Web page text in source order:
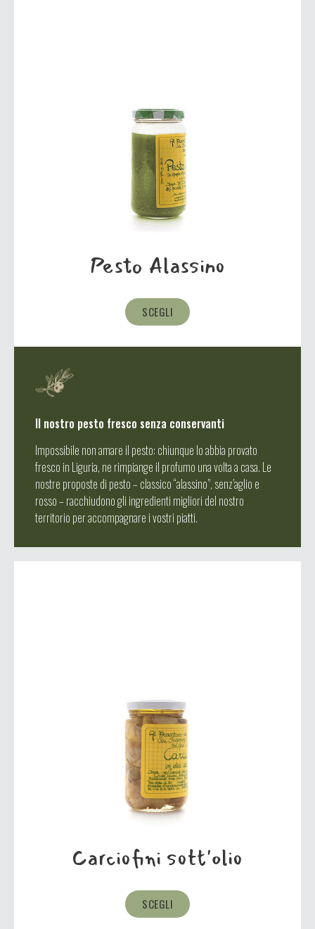
Pesto Alassino
SCEGLI
Il nostro pesto fresco senza conservanti
Impossibile non amare il pesto: chiunque lo abbia provato
fresco in Liguria, ne rimpiange il profumo una volta a casa. Le
nostre proposte di pesto – classico “alassino”, senz’aglio e
rosso – racchiudono gli ingredienti migliori del nostro
territorio per accompagnare i vostri piatti.
Carciofini sott'olio
SCEGLI